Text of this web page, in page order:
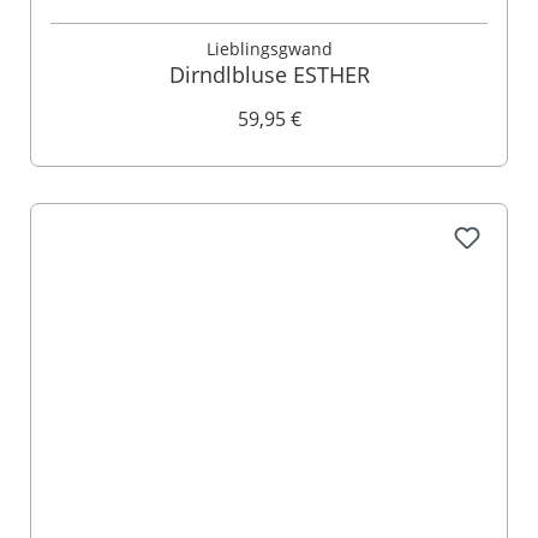
Lieblingsgwand
Dirndlbluse ESTHER
59,95 €